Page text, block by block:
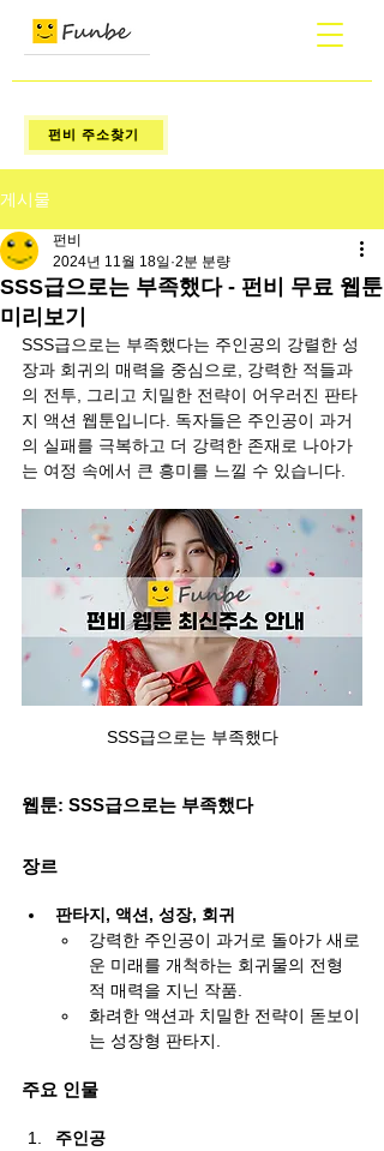
펀비 주소찾기
게시물
SSS급으로는 부족했다 - 펀비 무료 웹툰
미리보기
펀비
2024년 11월 18일 2분 분량
SSS급으로는 부족했다는 주인공의 강렬한 성
장과 회귀의 매력을 중심으로, 강력한 적들과
의 전투, 그리고 치밀한 전략이 어우러진 판타
지 액션 웹툰입니다. 독자들은 주인공이 과거
의 실패를 극복하고 더 강력한 존재로 나아가
는 여정 속에서 큰 흥미를 느낄 수 있습니다.
SSS급으로는 부족했다
웹툰: SSS급으로는 부족했다
장르
판타지, 액션, 성장, 회귀
강력한 주인공이 과거로 돌아가 새로
운 미래를 개척하는 회귀물의 전형
적 매력을 지닌 작품.
화려한 액션과 치밀한 전략이 돋보이
는 성장형 판타지.
주요 인물
주인공